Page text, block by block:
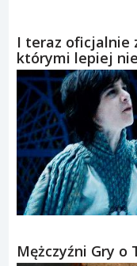
I teraz oficjalnie
którymi lepiej
Mężczyźni Gry o